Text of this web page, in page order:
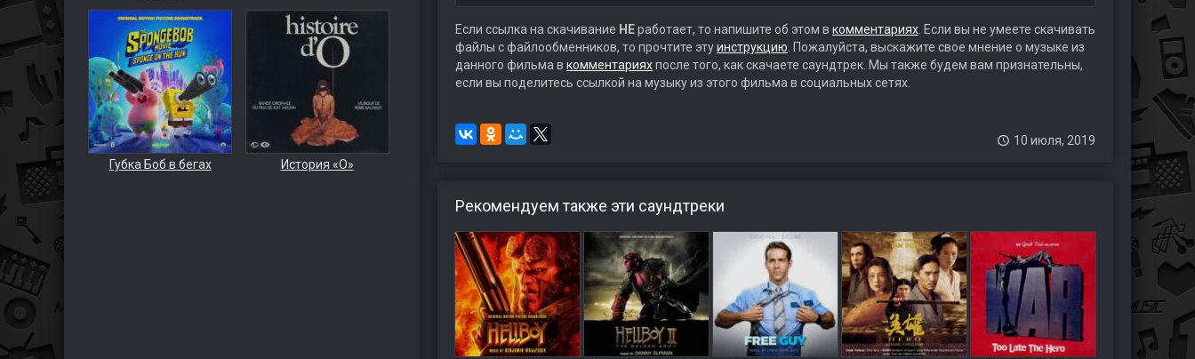
Губка Боб в бегах История «О»
Если ссылка на скачивание НЕработает, то напишите об этом в комментариях. Если вы не умеете скачивать
файлы с файлообменников, то прочтите этуинструкцию . Пожалуйста, выскажите свое мнение о музыке из
данного фильма в комментарияхпосле того, как скачаете саундтрек. Мы также будем вам признательны,
если вы поделитесь ссылкой на музыку из этого фильма в социальных сетях.
10 июля, 2019
Рекомендуем также эти саундтреки